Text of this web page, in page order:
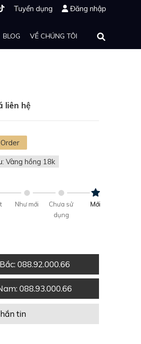
Tuyển dụng Đăng nhập
BLOG VỀ CHÚNG TÔI
liên hệ
Order
Vàng hồng 18k
Như mới
Chưa sử
dụng
Mới
: 088.92.000.66
: 088.93.000.66
tin